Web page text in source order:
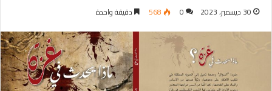
30 ديسمبر، 2023 0
568 دقيقة واحدة